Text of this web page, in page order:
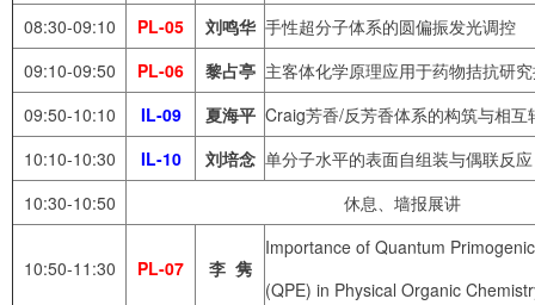
08:30-09:10
PL-05 刘鸣华 手性超分子体系的圆偏振发光调控
09:10-09:50
PL-06 黎占亭 主客体化学原理应用于药物拮抗研
09:50-10:10
IL-09 夏海平 Craig芳香/反芳香体系的构筑与相互
10:10-10:30
IL-10 刘培念 单分子水平的表面自组装与偶联反应
10:30-10:50
休息、墙报展讲
10:50-11:30 PL-07 李 隽
Importance of Quantum
(QPE) in Physical Organic